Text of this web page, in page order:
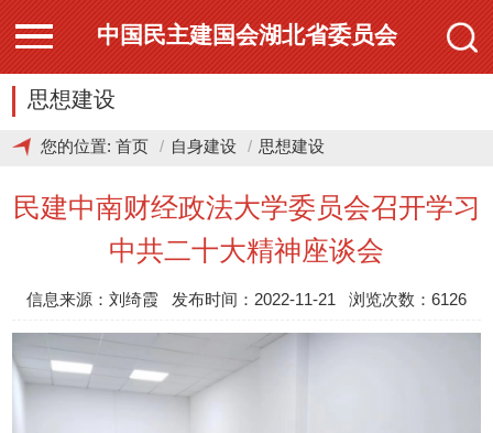
中国民主建国会湖北省委员会
思想建设
您的位置: 首页 自身建设 思想建设
民建中南财经政法大学委员会召开学习
中共二十大精神座谈会
信息来源：刘绮霞 发布时间：2022-11-21 浏览次数：6126